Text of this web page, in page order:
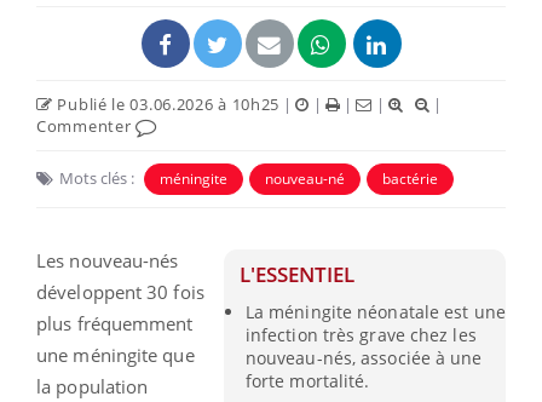
Publié le 03.06.2026 à 10h25 | | | |
|
Commenter
Mots clés : méningite nouveau-né bactérie
L'ESSENTIEL
La méningite néonatale est une
infection très grave chez les
nouveau-nés, associée à une
forte mortalité.
Les nouveau-nés
développent 30 fois
plus fréquemment
une méningite que
la population